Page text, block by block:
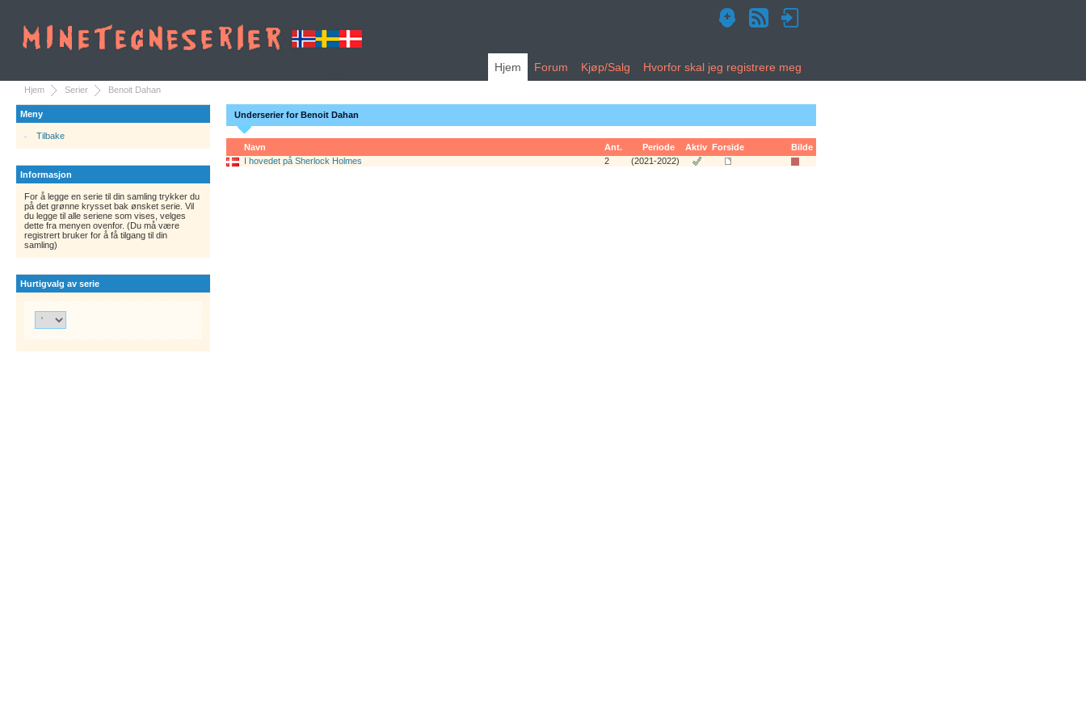
Hjem Forum Kjøp/Salg Hvorfor skal jeg registrere meg
Hjem Serier Benoit Dahan
Meny
Tilbake
Informasjon
For å legge en serie til din samling trykker du
på det grønne krysset bak ønsket serie. Vil
du legge til alle seriene som vises, velges
dette fra menyen ovenfor. (Du må være
registrert bruker for å få tilgang til din
samling)
Hurtigvalg av serie
Underserier for Benoit Dahan
Navn Ant. Periode Aktiv Forside
Bilde
I hovedet på Sherlock Holmes
2 (2021-2022)